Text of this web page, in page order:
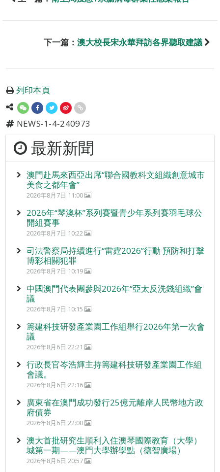
下一篇： 澳大校長宋永華拜訪各界聽取建議
列印本頁
NEWS-1-4-240973
最新新聞
澳門赴馬來西亞出席“聯合國教科文組織創意城市
美食之都年會”
2026年8月7日 11:00
2026年“琴澳杯”系列賽暨青少年系列賽羽毛球公
開組賽事
2026年8月7日 10:22
司法警察局持續進行“雷霆2026”行動 預防和打擊
博彩相關犯罪
2026年8月7日 10:19
中國澳門代表團參與2026年“亞太反洗錢組織”會
議
2026年8月7日 10:15
籌建科技研發產業園工作組舉行2026年第一次會
議
2026年8月6日 22:21
行政長官岑浩輝主持籌建科技研發產業園工作組
會議。
2026年8月6日 22:16
廣東省在澳門成功發行25億元離岸人民幣地方政
府債券
2026年8月6日 22:00
澳大首批研究生順利入住澳琴國際教育（大學）
城第一期——澳門大學辦學點（德智廣場）
2026年8月6日 20:57